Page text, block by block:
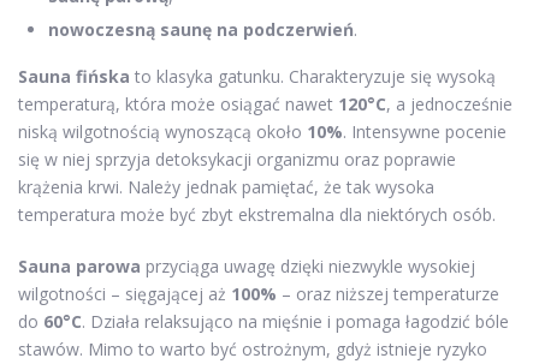
nowoczesną saunę na podczerwień.
Sauna fińska to klasyka gatunku. Charakteryzuje się wysoką
temperaturą, która może osiągać nawet 120°C, a jednocześnie
niską wilgotnością wynoszącą około 10%. Intensywne pocenie
się w niej sprzyja detoksykacji organizmu oraz poprawie
krążenia krwi. Należy jednak pamiętać, że tak wysoka
temperatura może być zbyt ekstremalna dla niektórych osób.
Sauna parowa przyciąga uwagę dzięki niezwykle wysokiej
wilgotności – sięgającej aż 100% – oraz niższej temperaturze
do 60°C. Działa relaksująco na mięśnie i pomaga łagodzić bóle
stawów. Mimo to warto być ostrożnym, gdyż istnieje ryzyko